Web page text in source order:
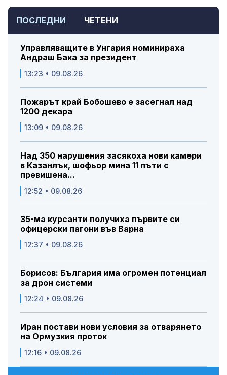
ПОСЛЕДНИ ЧЕТЕНИ
Управляващите в Унгария номинираха
Андраш Бака за президент
13:23 • 09.08.26
Пожарът край Бобошево е засегнал над
1200 декара
13:09 • 09.08.26
Над 350 нарушения засякоха нови камери
в Казанлък, шофьор мина 11 пъти с
превишена...
12:52 • 09.08.26
35-ма курсанти получиха първите си
офицерски пагони във Варна
12:37 • 09.08.26
Борисов: България има огромен потенциал
за дрон системи
12:24 • 09.08.26
Иран постави нови условия за отварянето
на Ормузкия проток
12:16 • 09.08.26